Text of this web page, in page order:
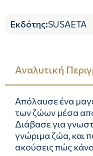
Εκδότης:SUSAETA
Αναλυτική
Απόλαυσε ένα
των ζώων μέσα
Διάβασε για
γνώριμα ζώα, και
ακούσεις πώς